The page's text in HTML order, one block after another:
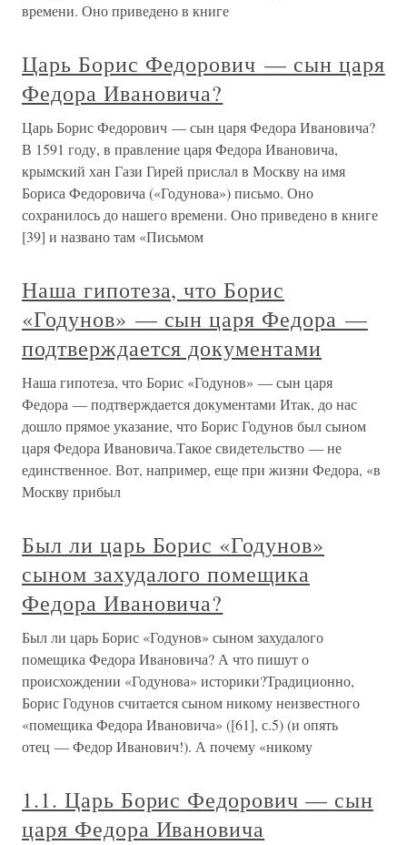
времени. Оно приведено в книге
Царь Борис Федорович — сын царя
Федора Ивановича?
Царь Борис Федорович — сын царя Федора Ивановича?
В 1591 году, в правление царя Федора Ивановича,
крымский хан Гази Гирей прислал в Москву на имя
Бориса Федоровича («Годунова») письмо. Оно
сохранилось до нашего времени. Оно приведено в книге
[39] и названо там «Письмом
Наша гипотеза, что Борис
«Годунов» — сын царя Федора —
подтверждается документами
Наша гипотеза, что Борис «Годунов» — сын царя
Федора — подтверждается документами Итак, до нас
дошло прямое указание, что Борис Годунов был сыном
царя Федора Ивановича.Такое свидетельство — не
единственное. Вот, например, еще при жизни Федора, «в
Москву прибыл
Был ли царь Борис «Годунов»
сыном захудалого помещика
Федора Ивановича?
Был ли царь Борис «Годунов» сыном захудалого
помещика Федора Ивановича? А что пишут о
происхождении «Годунова» историки?Традиционно,
Борис Годунов считается сыном никому неизвестного
«помещика Федора Ивановича» ([61], с.5) (и опять
отец — Федор Иванович!). А почему «никому
1.1. Царь Борис Федорович — сын
царя Федора Ивановича